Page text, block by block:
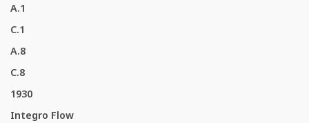
A.1
C.1
A.8
C.8
1930
Integro Flow